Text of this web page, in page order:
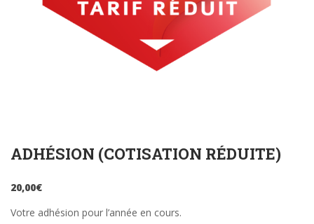
ADHÉSION (COTISATION RÉDUITE)
20,00€
Votre adhésion pour l’année en cours.